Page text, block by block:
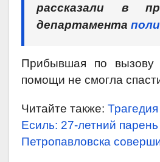
рассказали в
департамента
Прибывшая по вызову
помощи не смогла
Читайте также:
Есиль: 27-летний парень
Петропавловска